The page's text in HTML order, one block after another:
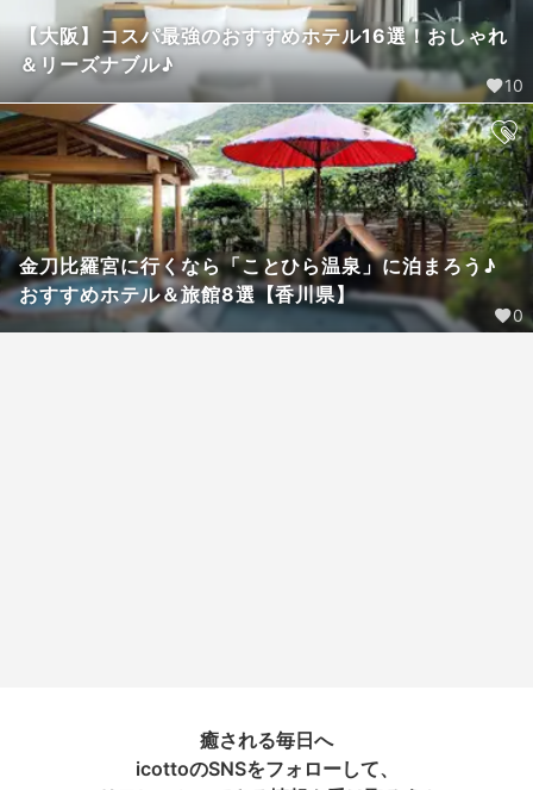
【大阪】コスパ最強のおすすめホテル16選！おしゃれ
＆リーズナブル♪
10
金刀比羅宮に行くなら「ことひら温泉」に泊まろう♪
おすすめホテル＆旅館8選【香川県】
0
癒される毎日へ
icottoのSNSをフォローして、